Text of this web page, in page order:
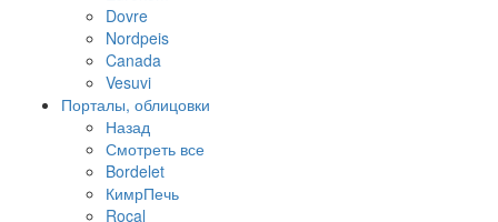
Dovre
Nordpeis
Canada
Vesuvi
Порталы, облицовки
Назад
Смотреть все
Bordelet
КимрПечь
Rocal